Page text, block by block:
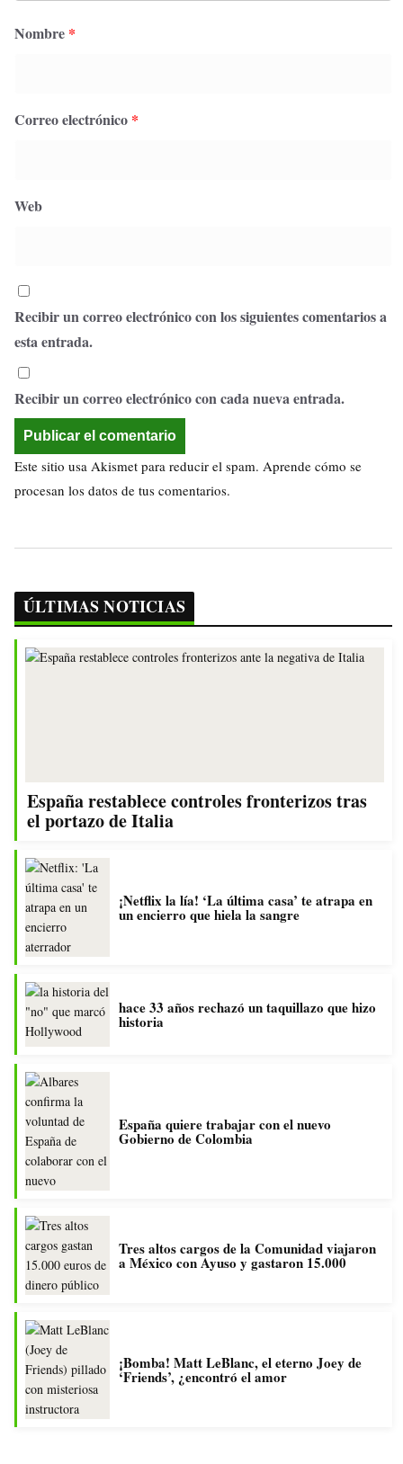
Nombre *
Correo electrónico *
Web
Recibir un correo electrónico con los siguientes comentarios a
esta entrada.
Recibir un correo electrónico con cada nueva entrada.
Este sitio usa Akismet para reducir el spam. Aprende cómo se
procesan los datos de tus comentarios.
ÚLTIMAS NOTICIAS
España restablece controles fronterizos tras
el portazo de Italia
¡Netflix la lía! ‘La última casa’ te atrapa en
un encierro que hiela la sangre
hace 33 años rechazó un taquillazo que hizo
historia
España quiere trabajar con el nuevo
Gobierno de Colombia
Tres altos cargos de la Comunidad viajaron
a México con Ayuso y gastaron 15.000
¡Bomba! Matt LeBlanc, el eterno Joey de
‘Friends’, ¿encontró el amor